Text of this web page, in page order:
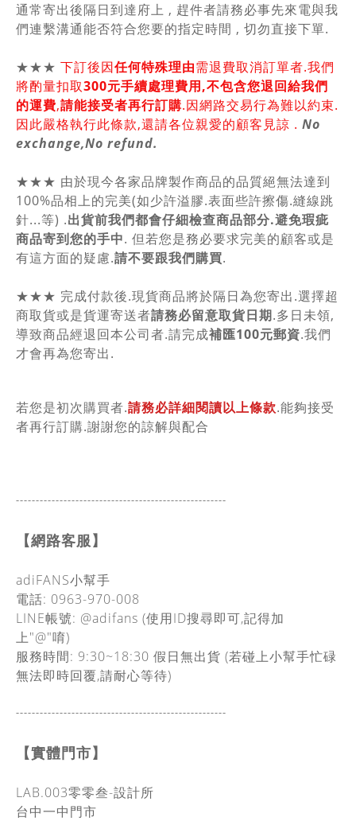
通常寄出後隔日到達府上 , 趕件者請務必事先來電與我
們連繫溝通能否符合您要的指定時間 , 切勿直接下單.
★★★ 下訂後因任何特殊理由需退費取消訂單者.我們
將酌量扣取300元手續處理費用,不包含您退回給我們
的運費,請能接受者再行訂購.因網路交易行為難以約束.
因此嚴格執行此條款,還請各位親愛的顧客見諒 . No
exchange,No refund.
★★★ 由於現今各家品牌製作商品的品質絕無法達到
100%品相上的完美(如少許溢膠.表面些許擦傷.縫線跳
針...等) .出貨前我們都會仔細檢查商品部分.避免瑕疵
商品寄到您的手中. 但若您是務必要求完美的顧客或是
有這方面的疑慮.請不要跟我們購買.
★★★ 完成付款後.現貨商品將於隔日為您寄出.選擇超
商取貨或是貨運寄送者請務必留意取貨日期.多日未領,
導致商品經退回本公司者.請完成補匯100元郵資.我們
才會再為您寄出.
若您是初次購買者.請務必詳細閱讀以上條款.能夠接受
者再行訂購.謝謝您的諒解與配合
-----------------------------------------------------
【網路客服】
adiFANS小幫手
電話: 0963-970-008
LINE帳號: @adifans (使用ID搜尋即可,記得加
上"@"唷)
服務時間: 9:30~18:30 假日無出貨 (若碰上小幫手忙碌
無法即時回覆,請耐心等待)
-----------------------------------------------------
【實體門市】
LAB.003零零叁-設計所
台中一中門市